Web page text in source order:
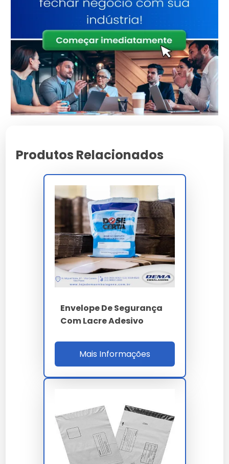
tentativa de descolamento mecânico acima de
5 N, exposição a acetona, IPA, tolueno ou
solventes clorados, calor acima de 80°C por 2
minutos, congelamento abaixo de -30°C ou
radiação UV 365 nm prolongada, a camada se
fragmenta transferindo pigmento ao substrato
receptor com padrão irreversível,
comprovando adulteração mesmo após
remontagem em perícia pós-evento.
art. 46, ABNT ISO 17799, Banco Central res. 4.658,
Febraban circular malote e ajuste SINIEF
09/2007. A rastreabilidade serial consecutiva é
gravada inline com Datamatrix laser UV,
viabilizando auditoria forense decadencial 60
meses para contencioso tributário, bancário e
judicial. A homologação inclui Correios cat 3,
Banco Central operações caixa, Febraban
circular malote e operadores logísticos com
alto nível de criticidade.
Para qualificação B2B o comprador valida laudo
MTBF applicator 900h, setup 20 min, ROI 17% e
SLA OTIF 98%. A auditoria cobre ISO 9001, 14001,
LGPD e RoHS 3 REACH. O ROI considera redução
87% sinistros documentais, 42% custo seguro
transporte, 31% tempo auditoria e valor
PARÂMETRO ESPECIFICAÇÃO
Material
PE coextrusado tri-
camada
Produtos Relacionados
Envelope De Segurança
Com Lacre Adesivo
Mais Informações